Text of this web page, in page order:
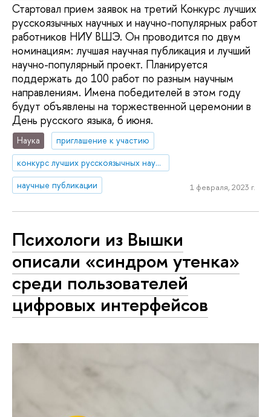
Стартовал прием заявок на третий Конкурс лучших
русскоязычных научных и научно-популярных работ
работников НИУ ВШЭ. Он проводится по двум
номинациям: лучшая научная публикация и лучший
научно-популярный проект. Планируется
поддержать до 100 работ по разным научным
направлениям. Имена победителей в этом году
будут объявлены на торжественной церемонии в
День русского языка, 6 июня.
Наука
приглашение к участию
конкурс лучших русскоязычных научных работ
научные публикации
1 февраля, 2023 г.
Психологи из Вышки
описали «синдром утенка»
среди пользователей
цифровых интерфейсов